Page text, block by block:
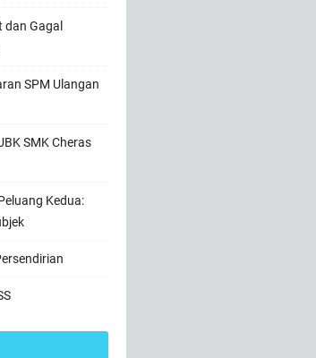
dan Gagal
SPM Ulangan
SMK Cheras
Kedua: